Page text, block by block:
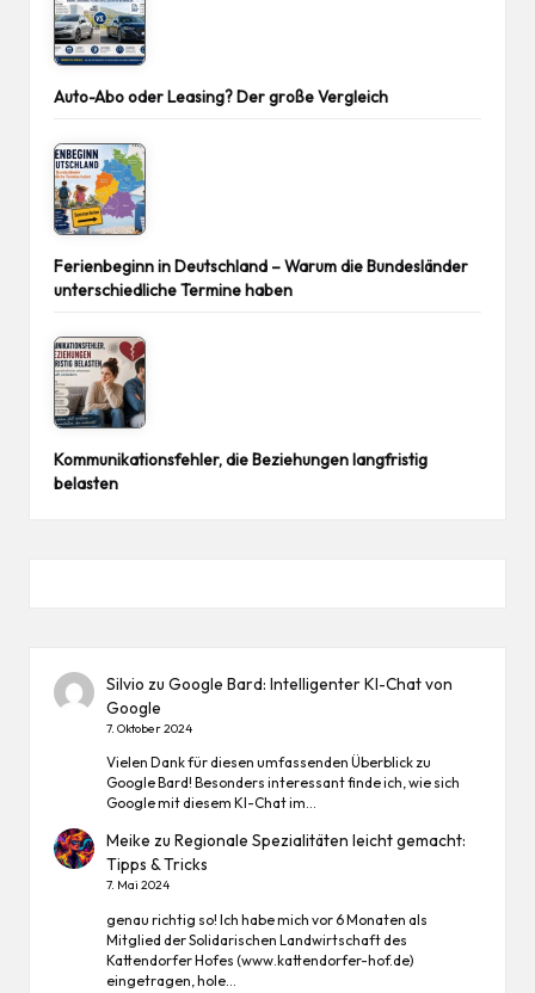
Auto-Abo oder Leasing? Der große Vergleich
Ferienbeginn in Deutschland – Warum die Bundesländer
unterschiedliche Termine haben
Kommunikationsfehler, die Beziehungen langfristig
belasten
Silvio zuGoogle Bard: Intelligenter KI-Chat von
Google
7. Oktober 2024
Vielen Dank für diesen umfassenden Überblick zu
Google Bard! Besonders interessant finde ich, wie sich
Google mit diesem KI-Chat im…
Meike zuRegionale Spezialitäten leicht gemacht:
Tipps & Tricks
7. Mai 2024
genau richtig so! Ich habe mich vor 6 Monaten als
Mitglied der Solidarischen Landwirtschaft des
Kattendorfer Hofes (www.kattendorfer-hof.de)
eingetragen, hole…